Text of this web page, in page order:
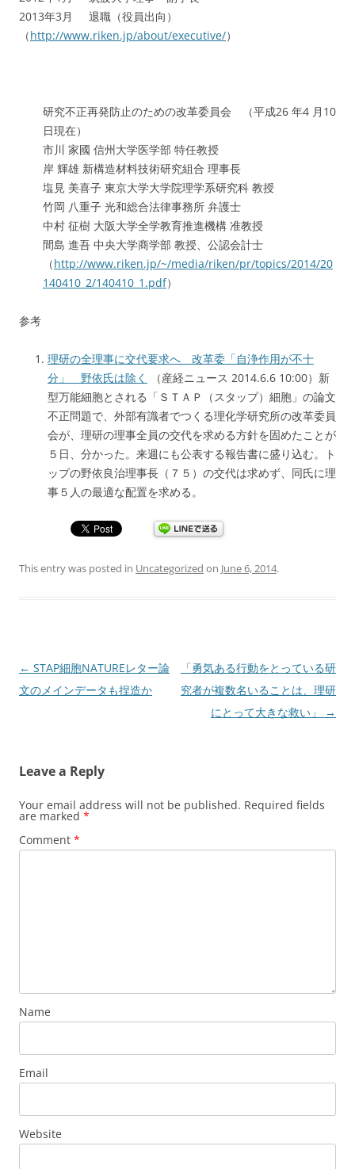
2013年3月 退職（役員出向）
（http://www.riken.jp/about/executive/）
研究不正再発防止のための改革委員会 （平成26 年4 月10
日現在）
市川 家國 信州大学医学部 特任教授
岸 輝雄 新構造材料技術研究組合 理事長
塩見 美喜子 東京大学大学院理学系研究科 教授
竹岡 八重子 光和総合法律事務所 弁護士
中村 征樹 大阪大学全学教育推進機構 准教授
間島 進吾 中央大学商学部 教授、公認会計士
（http://www.riken.jp/~/media/riken/pr/topics/2014/20
140410_2/140410_1.pdf）
参考
理研の全理事に交代要求へ 改革委「自浄作用が不十
分」 野依氏は除く
（産経ニュース 2014.6.6 10:00）新
型万能細胞とされる「ＳＴＡＰ（スタップ）細胞」の論文
不正問題で、外部有識者でつくる理化学研究所の改革委員
会が、理研の理事全員の交代を求める方針を固めたことが
５日、分かった。来週にも公表する報告書に盛り込む。ト
ップの野依良治理事長（７５）の交代は求めず、同氏に理
事５人の最適な配置を求める。
This entry was posted in Uncategorized on June 6, 2014.
Post
navigation
← STAP細胞NATUREレター論
文のメインデータも捏造か
「勇気ある行動をとっている研
究者が複数名いることは、理研
にとって大きな救い」
→
Leave a Reply
Your email address will not be published. Required fields
are marked *
Comment *
Name
Email
Website